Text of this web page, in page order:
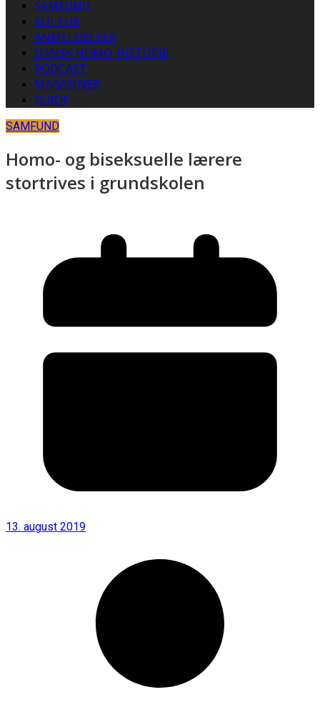
SAMFUND
KULTUR
ANMELDELSER
DANSK HOMO-HISTORIE
PODCAST
MAGASINER
GUIDE
SAMFUND
Homo- og biseksuelle lærere
stortrives i grundskolen
13. august 2019